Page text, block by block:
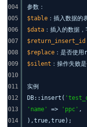
004
005
006
007
008
009
010
011
012
013
014
参数：
$table ：插入数据的
$data ：插入的数据
$return_insert_id
$replace ：是否使
$silent ：操作失败
实例
DB::insert(
'name'
=> 'ppc' ,
),true,true);